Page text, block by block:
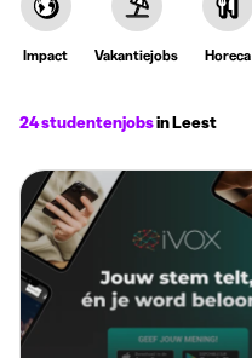
Impact Vakantiejobs Horeca
24 studentenjobsin Leest